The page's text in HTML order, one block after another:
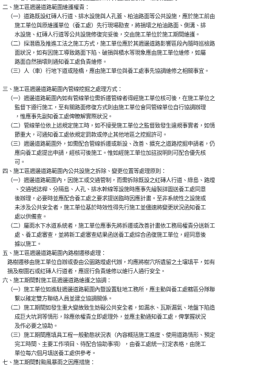
二、施工區週邊道路範圍維護權責：
    （一）道路既設紅磚人行道、排水設施與人孔蓋、柏油路面等公共設施，應於施工前由
          施工單位與原維護單位（養工處）先行現場勘查，將損壞之柏油路面、側溝、排
          水設施、紅磚人行道等公共設施修復完妥後，交由施工單位於施工期間維護。
    （二）採潛盾及推進工法之施工方式，施工單位應於其週邊道路影響區段內隨時巡檢路
          面狀況，如有因施工導致路面下陷、破損與積水等現象應由施工單位維修，如屬
          路面自然損壞則通知養工處負責維修。
    （三）人（車）行地下道或陸橋，應由施工單位與養工處事先協調維修之相關事宜。
三、施工區週邊道路範圍內管線挖掘之處理方式：
    （一）週邊道路範圍內如有管線單位需拆遷管線者得經施工單位核可後，在施工單位之
          監督下遵行施工，至有關路面修復方式則由施工單位會同管線單位自行協調辦理
          ，惟應事先副知養工處俾瞭解實際狀況。
    （二）管線單位依上述規定施工時，如不接受施工單位之監督致發生違規事實者，如情
          節重大，可通知養工處依規定罰款或停止其他地區之挖掘許可。
    （三）週邊道路範圍外，如需配合管線拆遷或新設、改善、擴充之道路挖掘申請者，仍
          應向養工處提出申請，經核可後施工。惟如經施工單位加註說明則可配合優先核
          可。
四、施工區週邊道路範圍內公共設施之拆除、變更位置等處理原則：
    （一）週邊道路範圍內，因施工或交通管制，而需拆除既設之紅磚人行道、綠島、路燈
          、交通號誌桿、分隔島、人孔、排水幹線等設施時應事先繪製詳圖送養工處同意
          後辦理，必要時並應配合養工處之要求提送臨時因應計畫。至非系統性之設施或
          未涉及公共安全者，施工單位基於時效性得先行施工並儘速將變更狀況函知養工
          處以供備查。
    （二）屬雨水下水道系統者，施工單位應事先將拆遷或改善計畫依工務局權責分送新工
          處、養工處審查，並將新工處審查結果函送養工處綜合函復施工單位，經同意後
          據以施工。
五、施工區週邊道路範圍內路樹遷移處理：
    路樹遷移由施工單位自辦或委由公園路燈處代辦，均應將樹穴所遺留之土壤填平，如有
    損及樹圍石或紅磚人行道者，應逕行負責維修以維行人通行安全。
六、施工期間對施工區週邊道路維護之協調：
    （一）施工單位如進駐週邊道路範圍內暨設置駐地工務所，應主動與養工處轄區分隊聯
          繫以確定雙方聯絡人員並建立協調關係。
    （二）施工期間如發生重大變故致生妨礙公共安全者，如漏水、瓦斯漏氣、地盤下陷造
          成巨大坑洞等情形，除應依權責立即處理外，並應主動通知養工處，俾掌握狀況
          及作必要之協助。
    （三）施工期間應填具工程一般動態狀況表（內容概括施工進度、使用道路情形、預定
          完工時間、主要工作項目、待配合協助事項），由養工處統一訂定表格，由施工
          單位每六個月填送養工處供參考。
七、施工期間對颱風暴雨之因應措施：